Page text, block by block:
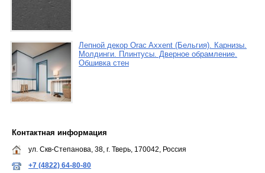
Лепной декор Orac Axxent (Бельгия). Карнизы.
Молдинги. Плинтусы. Дверное обрамление.
Обшивка стен
Контактная информация
ул. Скв-Степанова, 38, г. Тверь, 170042, Россия
+7 (4822) 64-80-80